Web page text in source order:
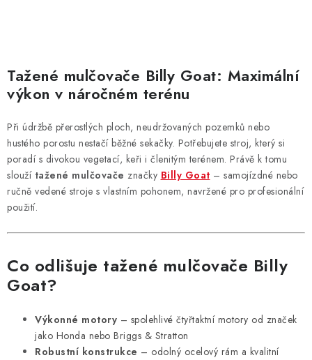
v
l
á
d
a
c
í
p
r
v
y
v
Tažené mulčovače Billy Goat: Maximální
výkon v náročném terénu
Při údržbě přerostlých ploch, neudržovaných pozemků nebo
hustého porostu nestačí běžné sekačky. Potřebujete stroj, který si
poradí s divokou vegetací, keři i členitým terénem. Právě k tomu
slouží tažené mulčovače značky Billy Goat – samojízdné nebo
ručně vedené stroje s vlastním pohonem, navržené pro profesionální
použití.
Co odlišuje tažené mulčovače Billy
Goat?
Výkonné motory – spolehlivé čtyřtaktní motory od značek
jako Honda nebo Briggs & Stratton
Robustní konstrukce – odolný ocelový rám a kvalitní